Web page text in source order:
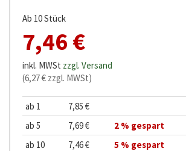
Ab 10 Stück
7,46 €
inkl. MWSt zzgl. Versand
(6,27 € zzgl. MWSt)
ab 1
7,85 €
ab 5
7,69 €
2 % gespart
ab 10
7,46 € 5 % gespart